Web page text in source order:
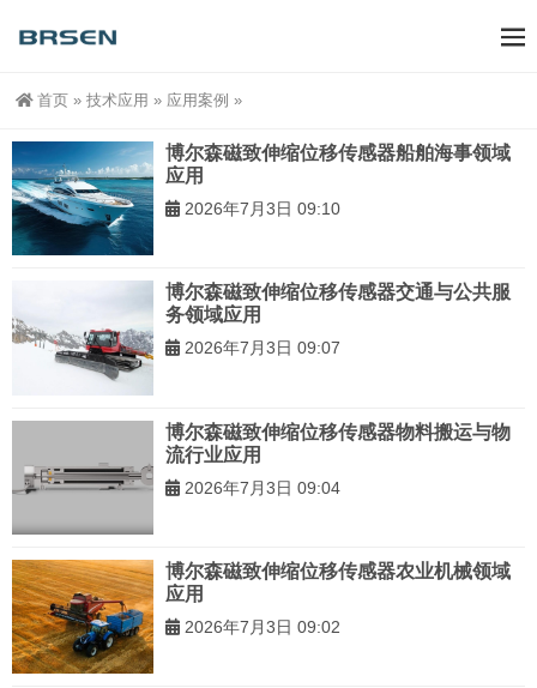
首页 » 技术应用 » 应用案例 »
博尔森磁致伸缩位移传感器船舶海事领域
应用
2026年7月3日 09:10
博尔森磁致伸缩位移传感器交通与公共服
务领域应用
2026年7月3日 09:07
博尔森磁致伸缩位移传感器物料搬运与物
流行业应用
2026年7月3日 09:04
博尔森磁致伸缩位移传感器农业机械领域
应用
2026年7月3日 09:02